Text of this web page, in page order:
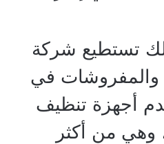
تستطيع شركة
والمفروشات في
أجهزة تنظيف
وهي من أكثر